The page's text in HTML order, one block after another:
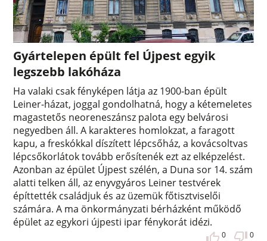
Gyártelepen épült fel Újpest egyik
legszebb lakóháza
Ha valaki csak fényképen látja az 1900-ban épült
Leiner-házat, joggal gondolhatná, hogy a kétemeletes
magastetős neoreneszánsz palota egy belvárosi
negyedben áll. A karakteres homlokzat, a faragott
kapu, a freskókkal díszített lépcsőház, a kovácsoltvas
lépcsőkorlátok tovább erősítenék ezt az elképzelést.
Azonban az épület Újpest szélén, a Duna sor 14. szám
alatti telken áll, az enyvgyáros Leiner testvérek
építtették családjuk és az üzemük főtisztviselői
számára. A ma önkormányzati bérházként működő
épület az egykori újpesti ipar fénykorát idézi.
0 0